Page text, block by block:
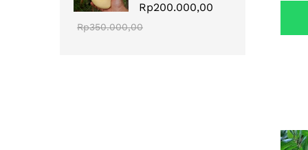
Dinilai 5.00
dari 5
Rp200.000,00
Rp350.000,00